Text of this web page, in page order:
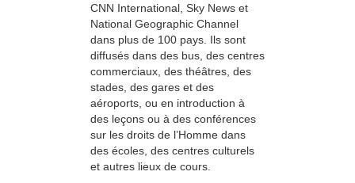
CNN International, Sky News et
National Geographic Channel
dans plus de 100 pays. Ils sont
diffusés dans des bus, des centres
commerciaux, des théâtres, des
stades, des gares et des
aéroports, ou en introduction à
des leçons ou à des conférences
sur les droits de l’Homme dans
des écoles, des centres culturels
et autres lieux de cours.